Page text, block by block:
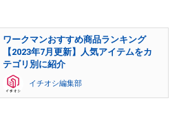
ワークマンおすすめ商品ランキング
【2023年7月更新】人気アイテムをカ
テゴリ別に紹介
イチオシ編集部